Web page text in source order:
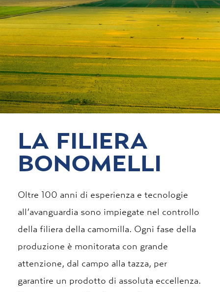
LA FILIERA
BONOMELLI
Oltre 100 anni di esperienza e tecnologie
all’avanguardia sono impiegate nel controllo
della filiera della camomilla. Ogni fase della
produzione è monitorata con grande
attenzione, dal campo alla tazza, per
garantire un prodotto di assoluta eccellenza.